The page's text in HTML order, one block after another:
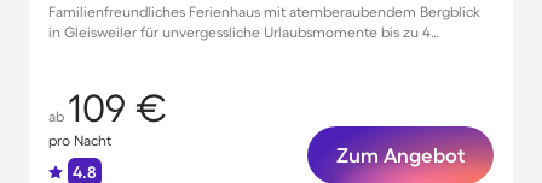
Familienfreundliches Ferienhaus mit atemberaubendem Bergblick
in Gleisweiler für unvergessliche Urlaubsmomente bis zu 4
ab 109 €
pro Nacht
4.8
Zum Angebot